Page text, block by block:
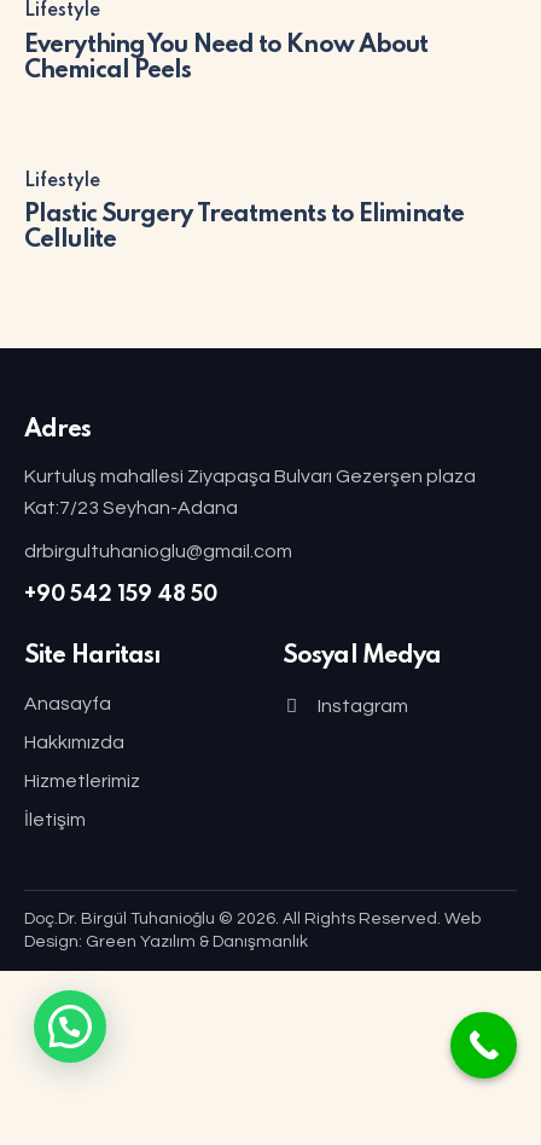
Lifestyle
Everything You Need to Know About
Chemical Peels
Lifestyle
Plastic Surgery Treatments to Eliminate
Cellulite
Adres
Kurtuluş mahallesi Ziyapaşa Bulvarı Gezerşen plaza
Kat:7/23 Seyhan-Adana
drbirgultuhanioglu@gmail.com
+90 542 159 48 50
Site Haritası
Anasayfa
Hakkımızda
Hizmetlerimiz
İletişim
Sosyal Medya
Instagram
Doç.Dr. Birgül Tuhanioğlu © 2026. All Rights Reserved. Web
Design: Green Yazılım & Danışmanlık